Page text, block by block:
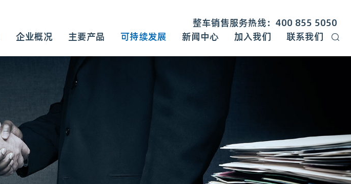
整车销售服务热线：400 855 5050
企业概况 主要产品 可持续发展 新闻中心 加入我们 联系我们